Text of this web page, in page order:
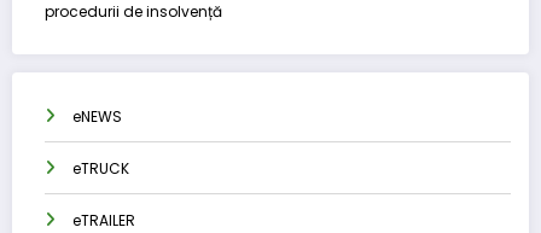
procedurii de insolvență
eNEWS
eTRUCK
eTRAILER